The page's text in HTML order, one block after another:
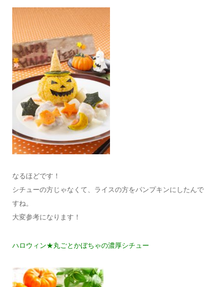
なるほどです！
シチューの方じゃなくて、ライスの方をパンプキンにしたんで
すね。
大変参考になります！
ハロウィン★丸ごとかぼちゃの濃厚シチュー